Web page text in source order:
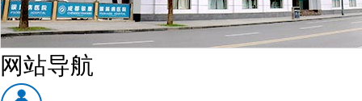
网站导航